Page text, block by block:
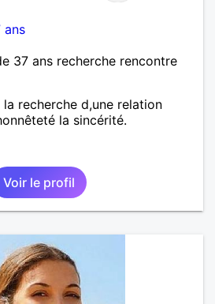
ans
37 ans recherche rencontre
recherche d,une relation
la sincérité.
Voir le profil